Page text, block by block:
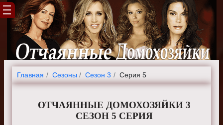
Главная Cезоны Сезон 3 Серия 5
ОТЧАЯННЫЕ ДОМОХОЗЯЙКИ 3
СЕЗОН 5 СЕРИЯ